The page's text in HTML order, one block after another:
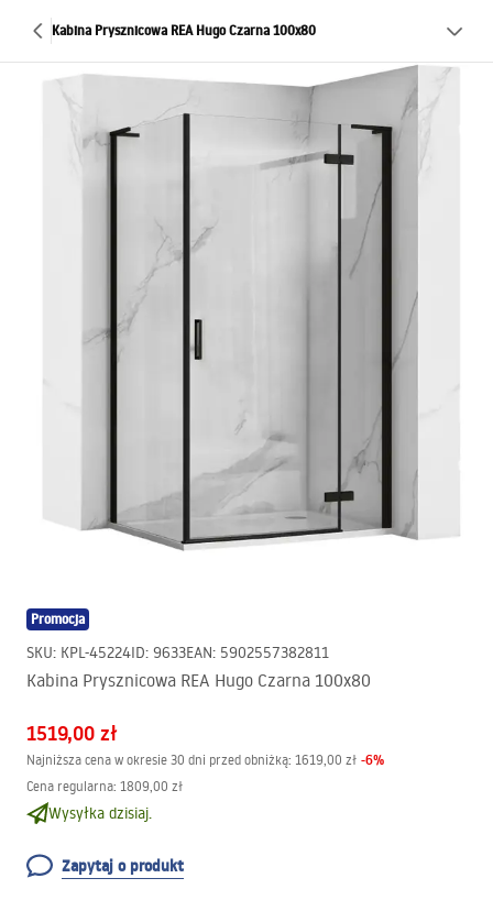
Kabina Prysznicowa REA Hugo Czarna 100x80
Promocja
SKU: KPL-45224ID: 9633EAN: 5902557382811
Kabina Prysznicowa REA Hugo Czarna 100x80
1519,00 zł
Najniższa cena w okresie 30 dni przed obniżką: 1619,00 zł -6%
Cena regularna: 1809,00 zł
Wysyłka dzisiaj.
Zapytaj o produkt